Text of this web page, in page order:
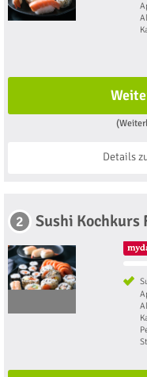
Details
2 Sushi